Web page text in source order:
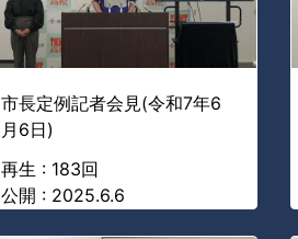
市長定例記者会見(令和7年6
月6日)
再生 : 183回
公開 : 2025.6.6